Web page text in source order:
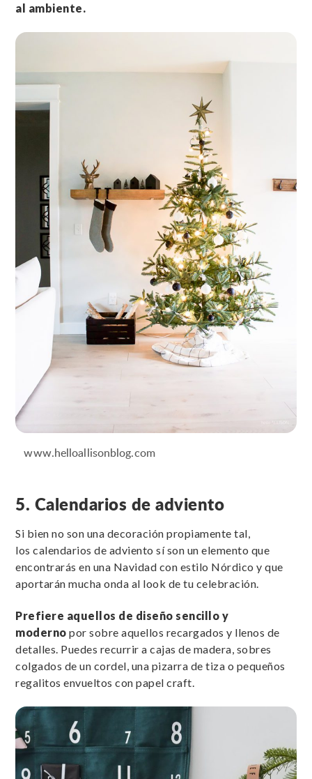
al ambiente.
www.helloallisonblog.com
5. Calendarios de adviento
Si bien no son una decoración propiamente tal,
los calendarios de adviento sí son un elemento que
encontrarás en una Navidad con estilo Nórdico y que
aportarán mucha onda al look de tu celebración.
Prefiere aquellos de diseño sencillo y
moderno por sobre aquellos recargados y llenos de
detalles. Puedes recurrir a cajas de madera, sobres
colgados de un cordel, una pizarra de tiza o pequeños
regalitos envueltos con papel craft.